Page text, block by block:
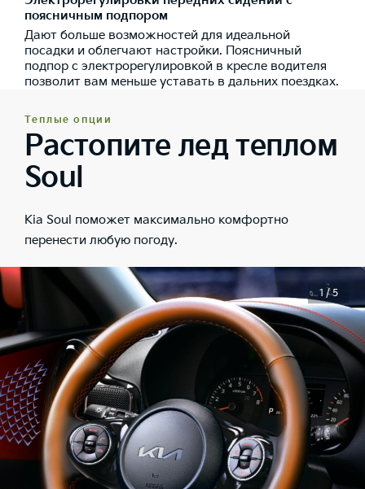
поясничным подпором
Дают больше возможностей для идеальной
посадки и облегчают настройки. Поясничный
подпор с электрорегулировкой в кресле водителя
позволит вам меньше уставать в дальних поездках.
Теплые опции
Растопите лед теплом
Soul
Kia Soul поможет максимально комфортно
перенести любую погоду.
1 / 5